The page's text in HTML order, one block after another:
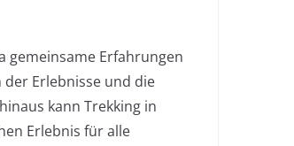
gemeinsame Erfahrungen
Erlebnisse und die
kann Trekking in
Erlebnis für alle